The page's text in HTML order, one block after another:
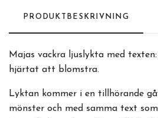
PRODUKTBESKRIVNING
Majas vackra ljuslykta med
hjärtat att blomstra.
Lyktan kommer i en tillhörande
mönster och med samma text